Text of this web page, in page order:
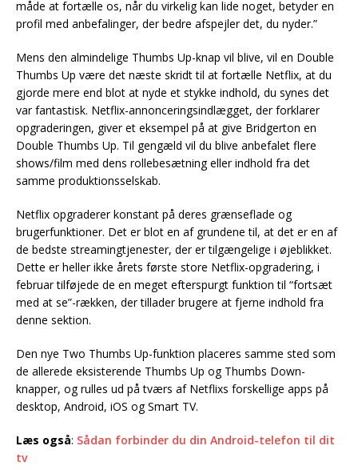
måde at fortælle os, når du virkelig kan lide noget, betyder en
profil med anbefalinger, der bedre afspejler det, du nyder.”
Mens den almindelige Thumbs Up-knap vil blive, vil en Double
Thumbs Up være det næste skridt til at fortælle Netflix, at du
gjorde mere end blot at nyde et stykke indhold, du synes det
var fantastisk. Netflix-annonceringsindlægget, der forklarer
opgraderingen, giver et eksempel på at give Bridgerton en
Double Thumbs Up. Til gengæld vil du blive anbefalet flere
shows/film med dens rollebesætning eller indhold fra det
samme produktionsselskab.
Netflix opgraderer konstant på deres grænseflade og
brugerfunktioner. Det er blot en af grundene til, at det er en af
de bedste streamingtjenester, der er tilgængelige i øjeblikket.
Dette er heller ikke årets første store Netflix-opgradering, i
februar tilføjede de en meget efterspurgt funktion til “fortsæt
med at se”-rækken, der tillader brugere at fjerne indhold fra
denne sektion.
Den nye Two Thumbs Up-funktion placeres samme sted som
de allerede eksisterende Thumbs Up og Thumbs Down-
knapper, og rulles ud på tværs af Netflixs forskellige apps på
desktop, Android, iOS og Smart TV.
Læs også: Sådan forbinder du din Android-telefon til dit
tv